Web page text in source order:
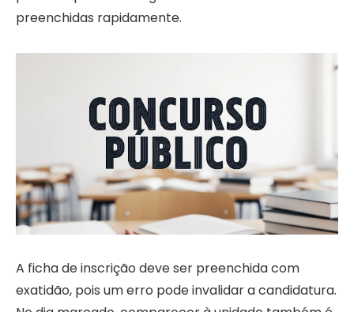
preenchidas rapidamente.
A ficha de inscrição deve ser preenchida com
exatidão, pois um erro pode invalidar a candidatura.